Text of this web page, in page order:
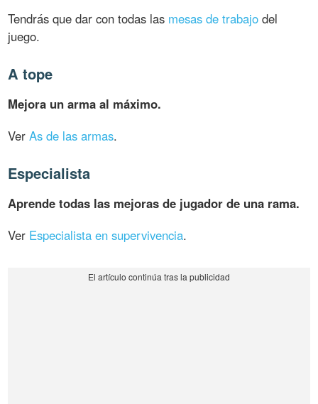
Tendrás que dar con todas las mesas de trabajo del
juego.
A tope
Mejora un arma al máximo.
VerAs de las armas.
Especialista
Aprende todas las mejoras de jugador de una rama.
Ver Especialista en supervivencia.